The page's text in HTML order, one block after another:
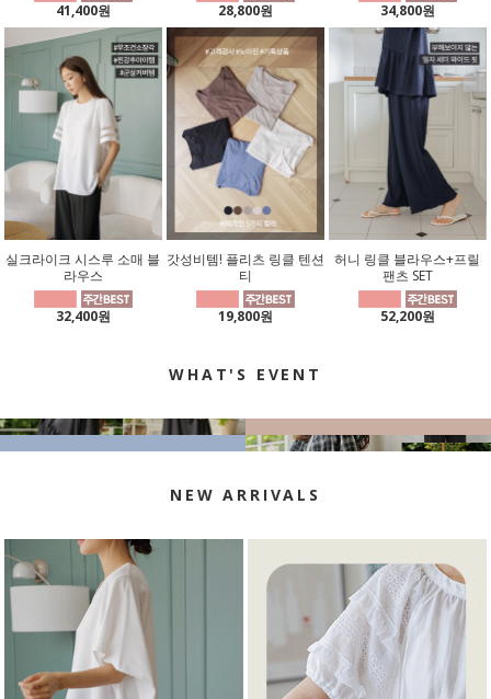
41,400원 28,800원 34,800원
실크라이크 시스루 소매 블
라우스
32,400원
갓성비템! 플리츠 링클 텐션
티
19,800원
허니 링클 블라우스+프릴
팬츠 SET
52,200원
WHAT'S EVENT
NEW ARRIVALS